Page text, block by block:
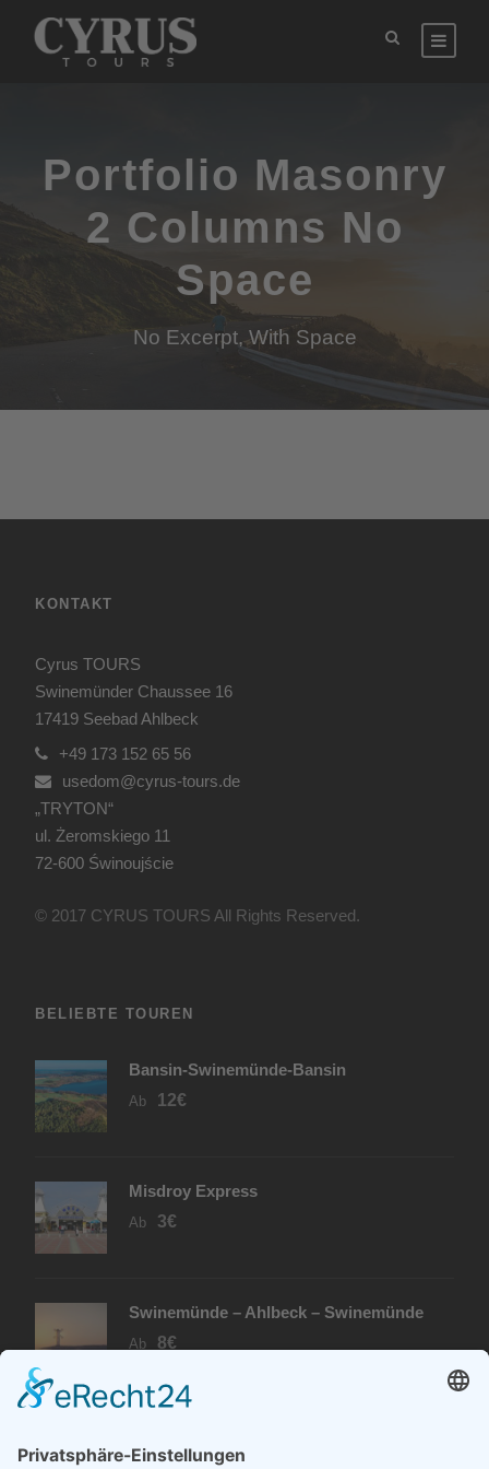
Portfolio Masonry
2 Columns No
Space
No Excerpt, With Space
KONTAKT
Cyrus TOURS
Swinemünder Chaussee 16
17419 Seebad Ahlbeck
+49 173 152 65 56
usedom@cyrus-tours.de
„TRYTON“
ul. Żeromskiego 11
72-600 Świnoujście
© 2017 CYRUS TOURS All Rights Reserved.
BELIEBTE TOUREN
Bansin-Swinemünde-Bansin
Ab 12€
Misdroy Express
Ab 3€
Swinemünde – Ahlbeck – Swinemünde
Ab 8€